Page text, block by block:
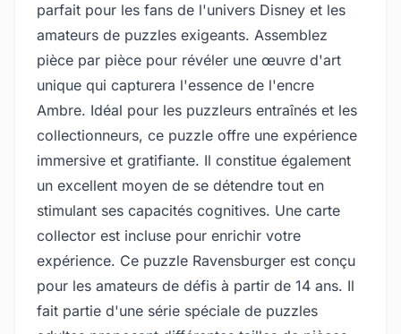
parfait pour les fans de l'univers Disney et les
amateurs de puzzles exigeants. Assemblez
pièce par pièce pour révéler une œuvre d'art
unique qui capturera l'essence de l'encre
Ambre. Idéal pour les puzzleurs entraînés et les
collectionneurs, ce puzzle offre une expérience
immersive et gratifiante. Il constitue également
un excellent moyen de se détendre tout en
stimulant ses capacités cognitives. Une carte
collector est incluse pour enrichir votre
expérience. Ce puzzle Ravensburger est conçu
pour les amateurs de défis à partir de 14 ans. Il
fait partie d'une série spéciale de puzzles